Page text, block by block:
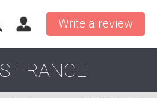
Write a review
FRANCE